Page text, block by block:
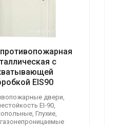
с
EIS90
двери,
EI-90,
Глухие,